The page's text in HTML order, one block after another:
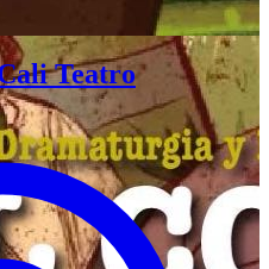
Teatro